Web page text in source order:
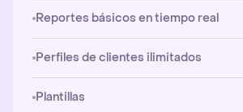
Reportes básicos en tiempo real
Perfiles de clientes ilimitados
Plantillas